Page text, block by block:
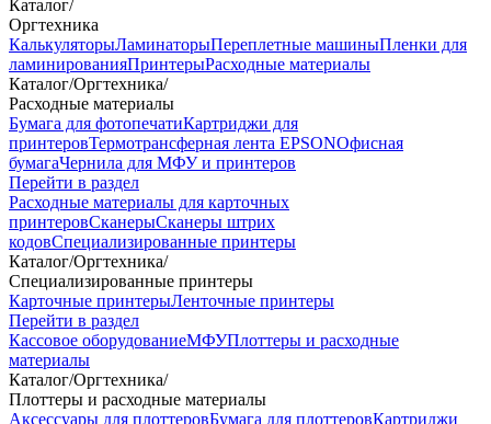
Каталог/
Оргтехника
КалькуляторыЛаминаторыПереплетные машиныПленки для
ламинированияПринтерыРасходные материалы
Каталог/Оргтехника/
Расходные материалы
Бумага для фотопечатиКартриджи для
принтеровТермотрансферная лента EPSONОфисная
бумагаЧернила для МФУ и принтеров
Перейти в раздел
Расходные материалы для карточных
принтеровСканерыСканеры штрих
кодовСпециализированные принтеры
Каталог/Оргтехника/
Специализированные принтеры
Карточные принтерыЛенточные принтеры
Перейти в раздел
Кассовое оборудованиеМФУПлоттеры и расходные
материалы
Каталог/Оргтехника/
Плоттеры и расходные материалы
Аксессуары для плоттеровБумага для плоттеровКартриджи